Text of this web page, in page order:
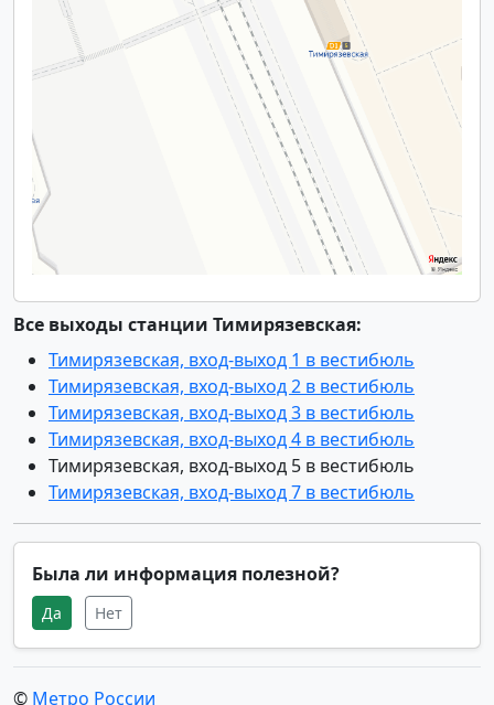
Все выходы станции Тимирязевская:
Тимирязевская, вход-выход 1 в вестибюль
Тимирязевская, вход-выход 2 в вестибюль
Тимирязевская, вход-выход 3 в вестибюль
Тимирязевская, вход-выход 4 в вестибюль
Тимирязевская, вход-выход 5 в вестибюль
Тимирязевская, вход-выход 7 в вестибюль
Была ли информация полезной?
Да Нет
© Метро России